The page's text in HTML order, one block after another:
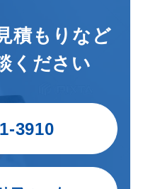
積もりなど
ください
3910